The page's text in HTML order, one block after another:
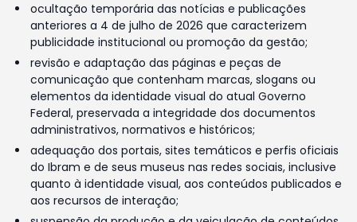
ocultação temporária das notícias e publicações
anteriores a 4 de julho de 2026 que caracterizem
publicidade institucional ou promoção da gestão;
revisão e adaptação das páginas e peças de
comunicação que contenham marcas, slogans ou
elementos da identidade visual do atual Governo
Federal, preservada a integridade dos documentos
administrativos, normativos e históricos;
adequação dos portais, sites temáticos e perfis oficiais
do Ibram e de seus museus nas redes sociais, inclusive
quanto à identidade visual, aos conteúdos publicados e
aos recursos de interação;